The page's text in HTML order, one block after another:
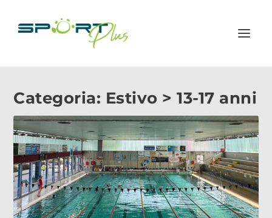
Categoria: Estivo > 13-17 anni